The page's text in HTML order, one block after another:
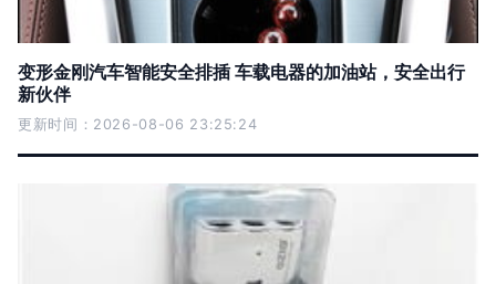
变形金刚汽车智能安全排插 车载电器的加油站，安全出行
新伙伴
更新时间：2026-08-06 23:25:24